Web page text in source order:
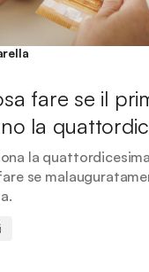
fare se il
la
la
se